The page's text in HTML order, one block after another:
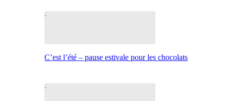
C’est l’été – pause estivale pour les chocolats